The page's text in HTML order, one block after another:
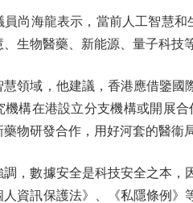
海龍表示，當前人工智慧和
生物醫藥、新能源、量子科技
域，他建議，香港應借鑒國際
機構在港設立分支機構或開展
物研發合作，用好河套的醫衞
數據安全是科技安全之本，因
人資訊保護法》、《私隱條例